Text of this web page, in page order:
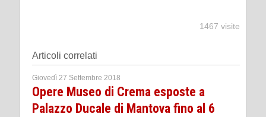
1467 visite
Articoli correlati
Giovedì 27 Settembre 2018
Opere Museo di Crema esposte a
Palazzo Ducale di Mantova fino al 6